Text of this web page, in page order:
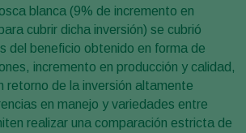
blanca (9% de incremento en
cubrir dicha inversión) se cubrió
del beneficio obtenido en forma de
incremento en producción y calidad,
retorno de la inversión altamente
en manejo y variedades entre
realizar una comparación estricta de